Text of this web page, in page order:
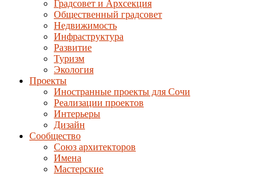
Градсовет и Архсекция
Общественный градсовет
Недвижимость
Инфраструктура
Развитие
Туризм
Экология
Проекты
Иностранные проекты для Сочи
Реализации проектов
Интерьеры
Дизайн
Сообщество
Союз архитекторов
Имена
Мастерские